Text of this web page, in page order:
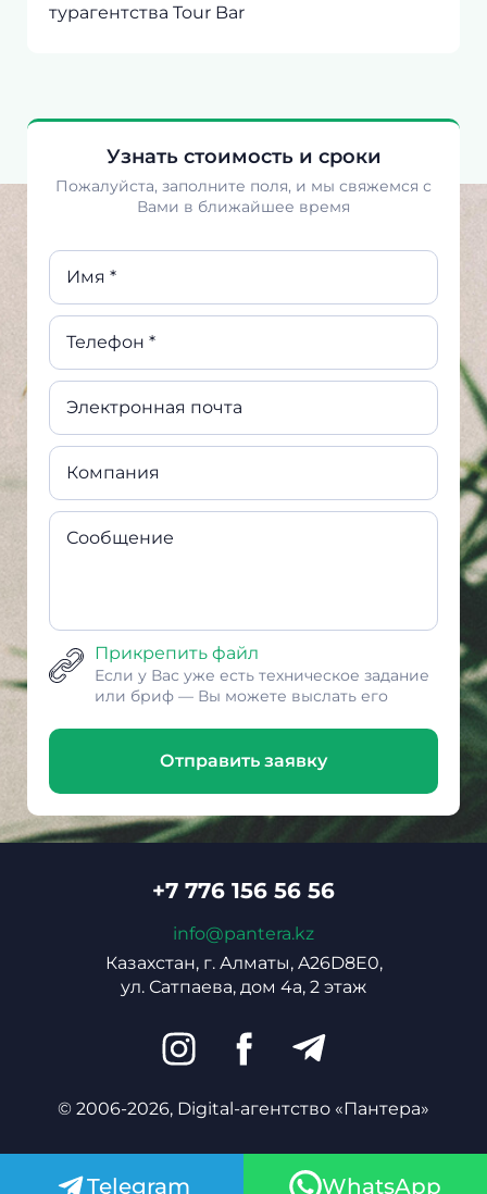
турагентства Tour Bar
Узнать стоимость и сроки
Пожалуйста, заполните поля, и мы свяжемся с
Вами в ближайшее время
Имя *
Телефон *
Электронная почта
Компания
Сообщение
Прикрепить файл
Если у Вас уже есть техническое задание
или бриф — Вы можете выслать его
Отправить заявку
+7 776 156 56 56
info@pantera.kz
Казахстан, г. Алматы, A26D8E0,
ул. Сатпаева, дом 4а, 2 этаж
© 2006-2026, Digital-агентство «Пантера»
Telegram WhatsApp